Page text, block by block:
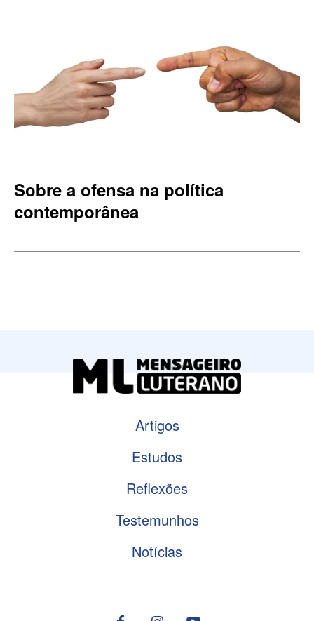
Sobre a ofensa na política
contemporânea
Artigos
Estudos
Reflexões
Testemunhos
Notícias